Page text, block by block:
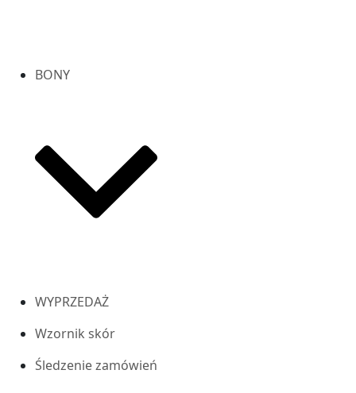
BONY
WYPRZEDAŻ
Wzornik skór
Śledzenie zamówień